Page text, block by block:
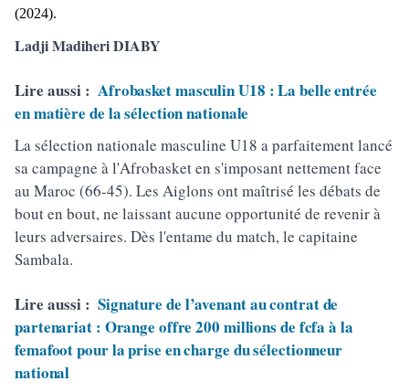
(2024).
Ladji Madiheri DIABY
Lire aussi : Afrobasket masculin U18 : La belle entrée
en matière de la sélection nationale
La sélection nationale masculine U18 a parfaitement lancé
sa campagne à l'Afrobasket en s'imposant nettement face
au Maroc (66-45). Les Aiglons ont maîtrisé les débats de
bout en bout, ne laissant aucune opportunité de revenir à
leurs adversaires. Dès l'entame du match, le capitaine
Sambala.
Lire aussi : Signature de l’avenant au contrat de
partenariat : Orange offre 200 millions de fcfa à la
femafoot pour la prise en charge du sélectionneur
national